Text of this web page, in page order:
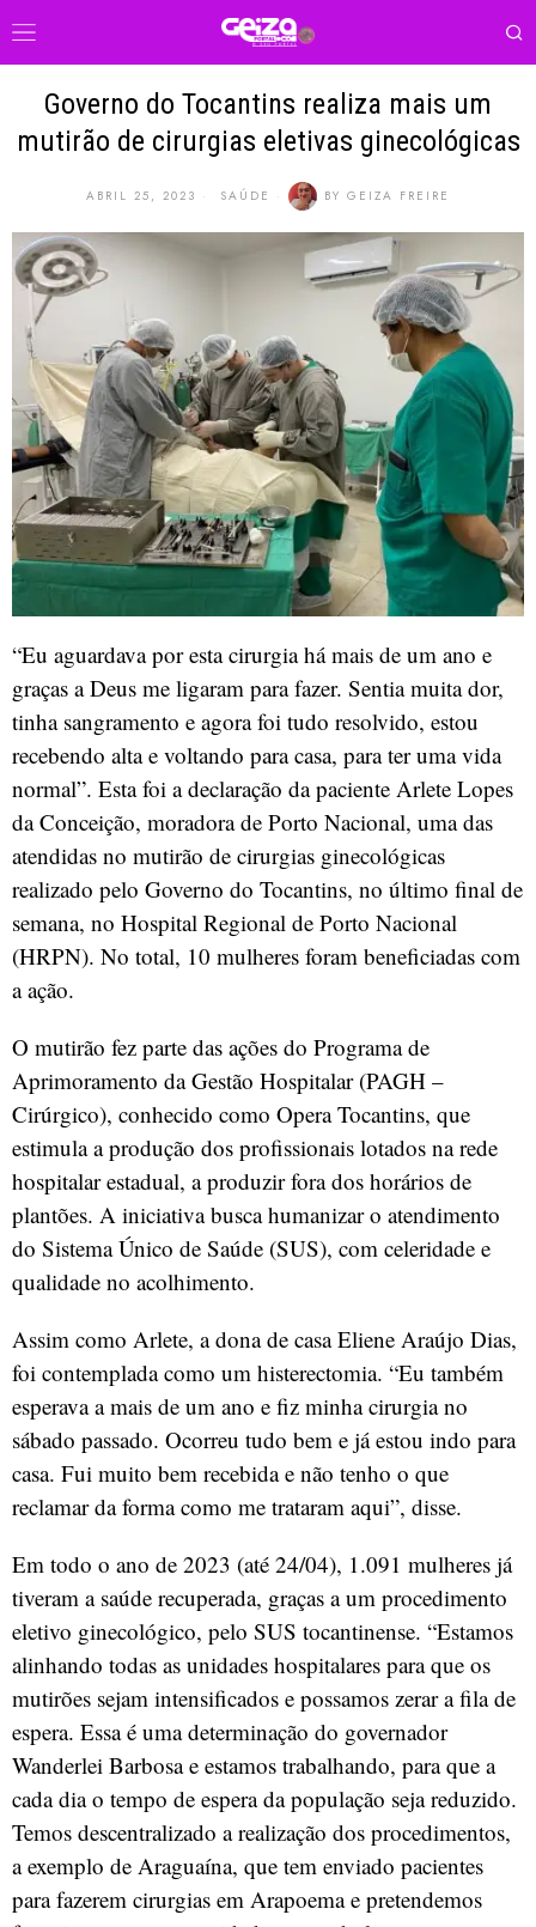
Governo do Tocantins realiza mais um
mutirão de cirurgias eletivas ginecológicas
ABRIL 25, 2023 SAÚDE BY GEIZA FREIRE
“Eu aguardava por esta cirurgia há mais de um ano e
graças a Deus me ligaram para fazer. Sentia muita dor,
tinha sangramento e agora foi tudo resolvido, estou
recebendo alta e voltando para casa, para ter uma vida
normal”. Esta foi a declaração da paciente Arlete Lopes
da Conceição, moradora de Porto Nacional, uma das
atendidas no mutirão de cirurgias ginecológicas
realizado pelo Governo do Tocantins, no último final de
semana, no Hospital Regional de Porto Nacional
(HRPN). No total, 10 mulheres foram beneficiadas com
a ação.
O mutirão fez parte das ações do Programa de
Aprimoramento da Gestão Hospitalar (PAGH –
Cirúrgico), conhecido como Opera Tocantins, que
estimula a produção dos profissionais lotados na rede
hospitalar estadual, a produzir fora dos horários de
plantões. A iniciativa busca humanizar o atendimento
do Sistema Único de Saúde (SUS), com celeridade e
qualidade no acolhimento.
Assim como Arlete, a dona de casa Eliene Araújo Dias,
foi contemplada como um histerectomia. “Eu também
esperava a mais de um ano e fiz minha cirurgia no
sábado passado. Ocorreu tudo bem e já estou indo para
casa. Fui muito bem recebida e não tenho o que
reclamar da forma como me trataram aqui”, disse.
Em todo o ano de 2023 (até 24/04), 1.091 mulheres já
tiveram a saúde recuperada, graças a um procedimento
eletivo ginecológico, pelo SUS tocantinense. “Estamos
alinhando todas as unidades hospitalares para que os
mutirões sejam intensificados e possamos zerar a fila de
espera. Essa é uma determinação do governador
Wanderlei Barbosa e estamos trabalhando, para que a
cada dia o tempo de espera da população seja reduzido.
Temos descentralizado a realização dos procedimentos,
a exemplo de Araguaína, que tem enviado pacientes
para fazerem cirurgias em Arapoema e pretendemos